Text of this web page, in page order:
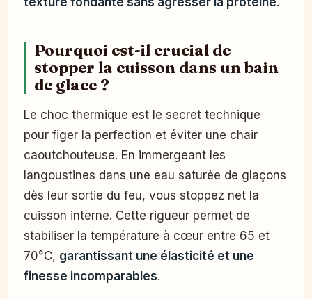
Pourquoi est-il crucial de
stopper la cuisson dans un bain
de glace ?
Le choc thermique est le secret technique
pour figer la perfection et éviter une chair
caoutchouteuse. En immergeant les
langoustines dans une eau saturée de glaçons
dès leur sortie du feu, vous stoppez net la
cuisson interne. Cette rigueur permet de
stabiliser la température à cœur entre 65 et
70°C, garantissant une élasticité et une
finesse incomparables.